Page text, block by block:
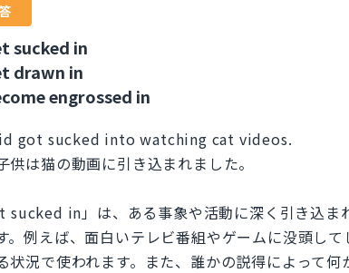
sucked in
drawn in
engrossed in
got sucked into watching cat videos.
供は猫の動画に引き込まれました。
sucked in」は、ある事象や活動に深く引き込
。例えば、面白いテレビ番組やゲームに没頭し
状況で使われます。また、誰かの説得によって